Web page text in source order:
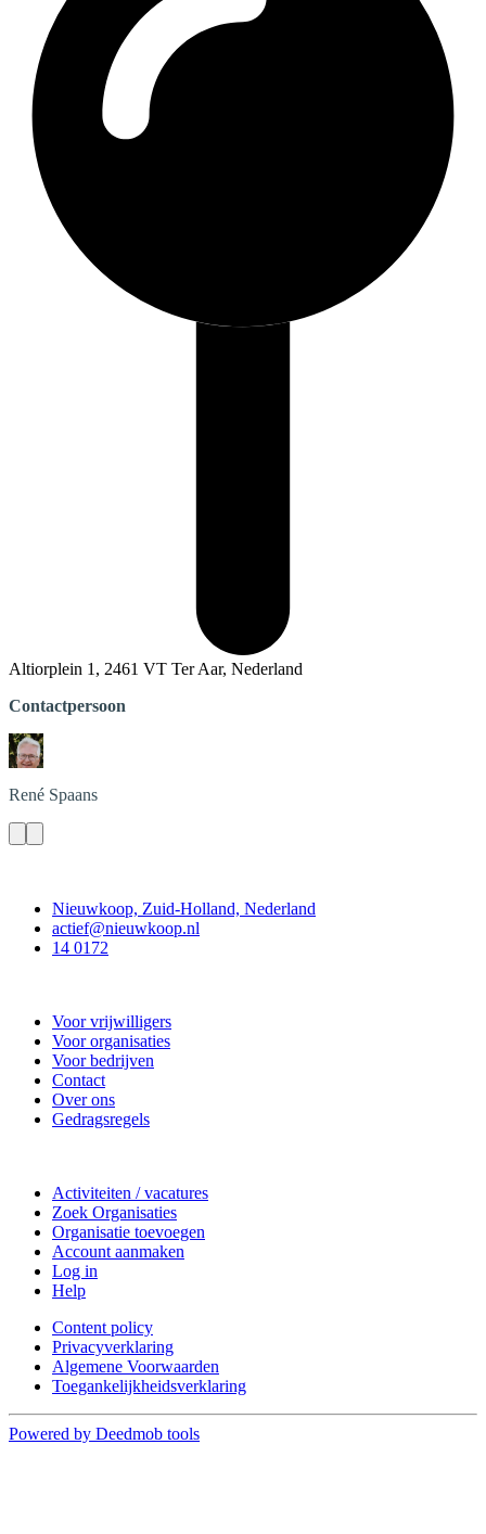
Altiorplein 1, 2461 VT Ter Aar, Nederland
Contactpersoon
René Spaans
Nieuwkoop, Zuid-Holland, Nederland
actief@nieuwkoop.nl
14 0172
Voor vrijwilligers
Voor organisaties
Voor bedrijven
Contact
Over ons
Gedragsregels
Activiteiten / vacatures
Zoek Organisaties
Organisatie toevoegen
Account aanmaken
Log in
Help
Content policy
Privacyverklaring
Algemene Voorwaarden
Toegankelijkheidsverklaring
Powered by Deedmob tools